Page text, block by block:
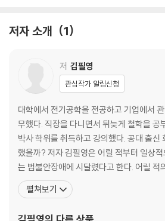
카프카스러운 카프카의 「변신」 _아도르노, 카
불편한 진실과 편안한 믿음 _프로이트, 「셔터
무아지경에 빠져버린 미니멀리스트 _불교,
우리의 생각이 헝클어지지 않는 이유 _에피
평범하게 비범한 우리들의 이야기
천박하면서 숭고한 인간의 두 얼굴 _칸트, 칸
도둑맞은 무의식 _프로이트, 라캉, 소쉬르, 「도
저자 소개 1
저 김필영
관심작가 알림신청
대학에서 전기공학을 전공하고 기업에서
무했다. 직장을 다니면서 뒤늦게 철학을 공
박사 학위를 취득하고 강의했다. 공대 출신
했을까? 저자 김필영은 어릴 적부터 일상
는 범불안장애에 시달렸다고 한다. 어릴 적
기를 거치면서 실존적 불안으로 바뀌고, 그
자연스럽게 철학과 심리학에 관심을 가지게
펼쳐보기